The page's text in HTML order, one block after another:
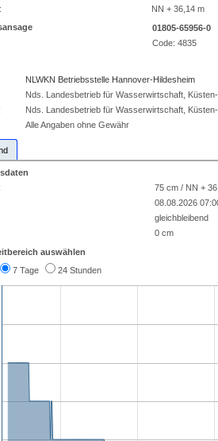
NN + 36,14 m
01805-65956-0
Code:4835
NLWKN Betriebsstelle Hannover-Hildesheim
Nds. Landesbetrieb für Wasserwirtschaft,
Nds. Landesbetrieb für Wasserwirtschaft,
Alle Angaben ohne Gewähr
75 cm / NN +
08.08.2026
gleichbleibend
0 cm
auswählen
7 Tage 24 Stunden